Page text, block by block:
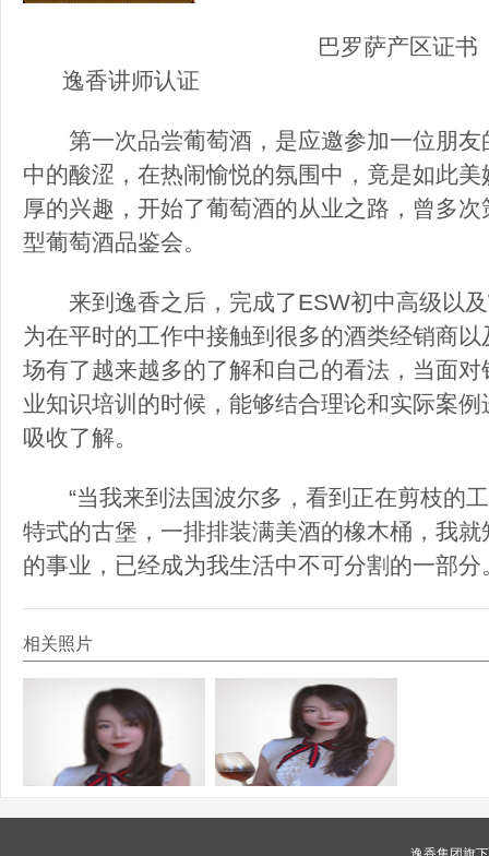
巴罗萨产
逸香讲师认证
第一次品尝葡萄酒，是应邀参加一位朋友
中的酸涩，在热闹愉悦的氛围中，竟是如此
厚的兴趣，开始了葡萄酒的从业之路，曾多
型葡萄酒品鉴会。
来到逸香之后，完成了ESW初中高级以及
为在平时的工作中接触到很多的酒类经销商
场有了越来越多的了解和自己的看法，当面
业知识培训的时候，能够结合理论和实际案
吸收了解。
“当我来到法国波尔多，看到正在剪枝的
特式的古堡，一排排装满美酒的橡木桶，我
的事业，已经成为我生活中不可分割的一部分
相关照片